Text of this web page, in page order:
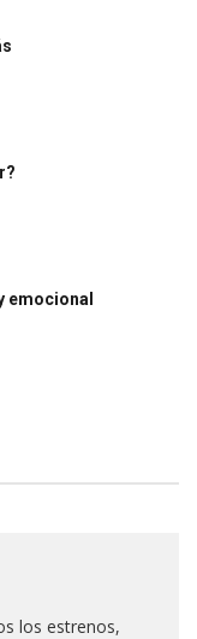
emocional
los estrenos,